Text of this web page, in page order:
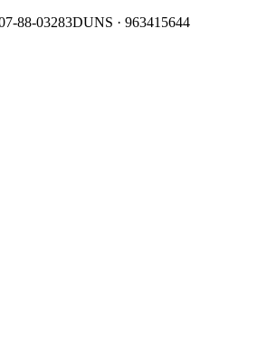
88-03283DUNS · 963415644